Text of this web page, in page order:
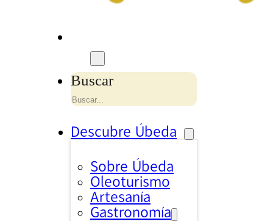
Buscar
Descubre Úbeda
Sobre Úbeda
Oleoturismo
Artesanía
Gastronomía